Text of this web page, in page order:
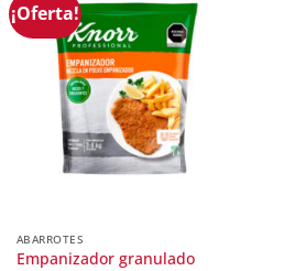
¡Oferta!
ABARROTES
Empanizador granulado